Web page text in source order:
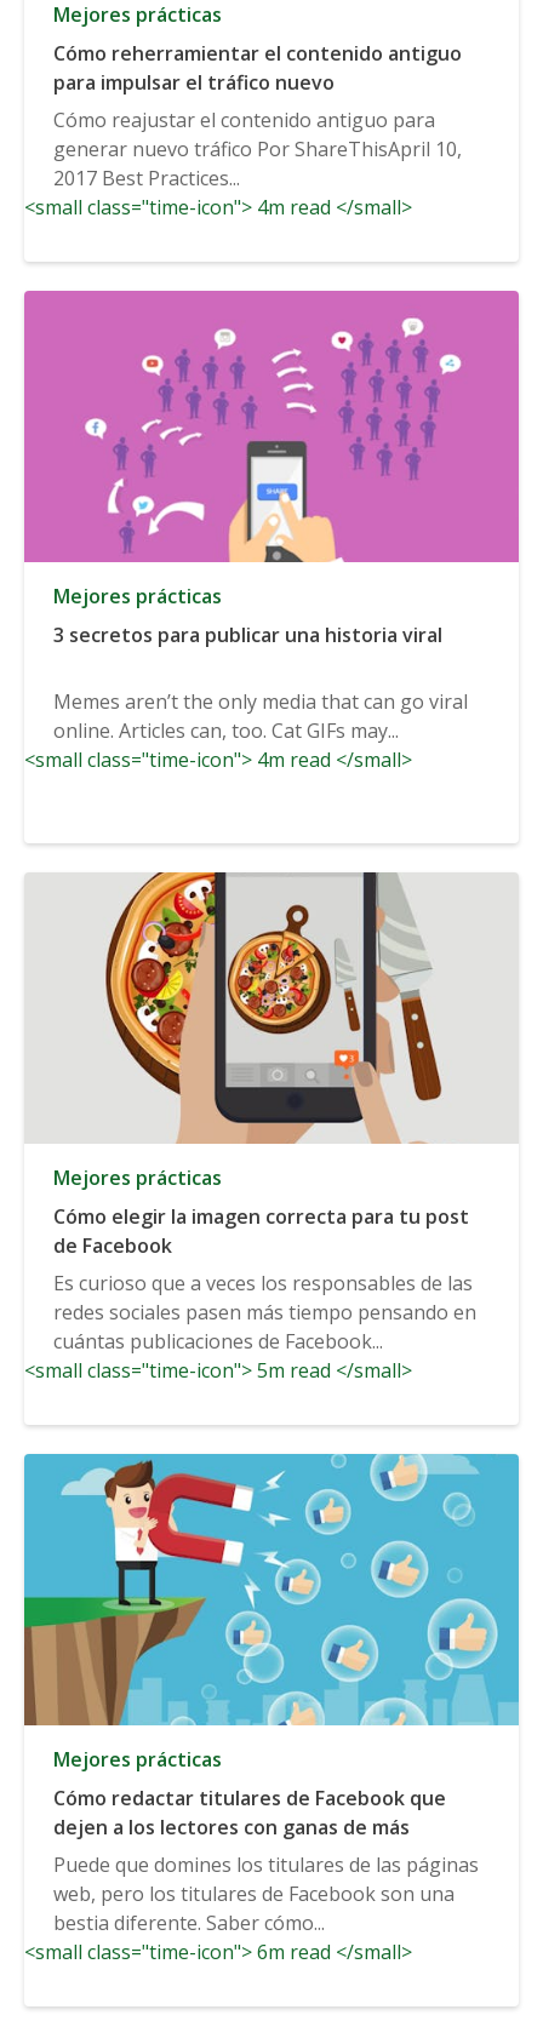
Mejores prácticas
Cómo reherramientar el contenido antiguo
para impulsar el tráfico nuevo
Cómo reajustar el contenido antiguo para
generar nuevo tráfico Por ShareThisApril 10,
2017 Best Practices...
<small class="time-icon"> 4m read </small>
Mejores prácticas
3 secretos para publicar una historia viral
Memes aren’t the only media that can go viral
online. Articles can, too. Cat GIFs may...
<small class="time-icon"> 4m read </small>
Mejores prácticas
Cómo elegir la imagen correcta para tu post
de Facebook
Es curioso que a veces los responsables de las
redes sociales pasen más tiempo pensando en
cuántas publicaciones de Facebook...
<small class="time-icon"> 5m read </small>
Mejores prácticas
Cómo redactar titulares de Facebook que
dejen a los lectores con ganas de más
Puede que domines los titulares de las páginas
web, pero los titulares de Facebook son una
bestia diferente. Saber cómo...
<small class="time-icon"> 6m read </small>